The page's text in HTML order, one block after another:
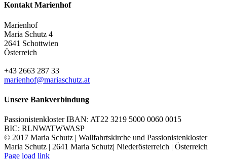
Kontakt Marienhof
Marienhof
Maria Schutz 4
2641 Schottwien
Österreich
+43 2663 287 33
marienhof@mariaschutz.at
Unsere Bankverbindung
Passionistenkloster IBAN: AT22 3219 5000 0060 0015
BIC: RLNWATWWASP
© 2017 Maria Schutz | Wallfahrtskirche und Passionistenkloster
Maria Schutz | 2641 Maria Schutz| Niederösterreich | Österreich
YouTube
Instagram
Page load link